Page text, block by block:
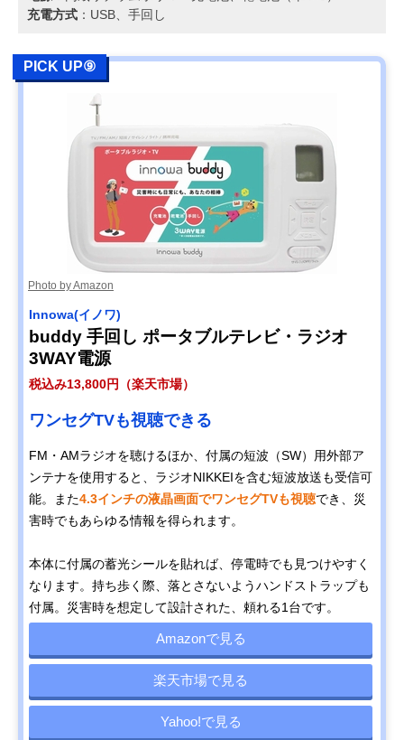
充電方式 ：USB、手回し
PICK UP⑨
Photo by Amazon
Innowa(イノワ)
buddy 手回し ポータブルテレビ・ラジオ
3WAY電源
税込み13,800円（楽天市場）
ワンセグTVも視聴できる
FM・AMラジオを聴けるほか、付属の短波（SW）用外部ア
ンテナを使用すると、ラジオNIKKEIを含む短波放送も受信可
能。また4.3インチの液晶画面でワンセグTVも視聴でき、災
害時でもあらゆる情報を得られます。
本体に付属の蓄光シールを貼れば、停電時でも見つけやすく
なります。持ち歩く際、落とさないようハンドストラップも
付属。災害時を想定して設計された、頼れる1台です。
Amazonで見る
楽天市場で見る
Yahoo!で見る